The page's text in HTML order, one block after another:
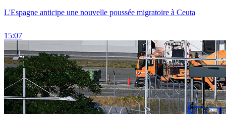
L'Espagne anticipe une nouvelle poussée migratoire à Ceuta
15:07